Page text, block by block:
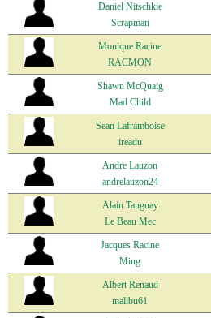
Daniel Nitschkie
Scrapman
Monique Racine
RACMON
Shawn McQuaig
Mad Child
Sean Laframboise
ireadu
Andre Lauzon
andrelauzon24
Alain Tanguay
Le Beau Mec
Jacques Racine
Ming
Albert Renaud
malibu61